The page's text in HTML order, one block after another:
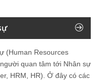
(Human Resources
quan tâm tới Nhân sự
HRM, HR). Ở đây có các